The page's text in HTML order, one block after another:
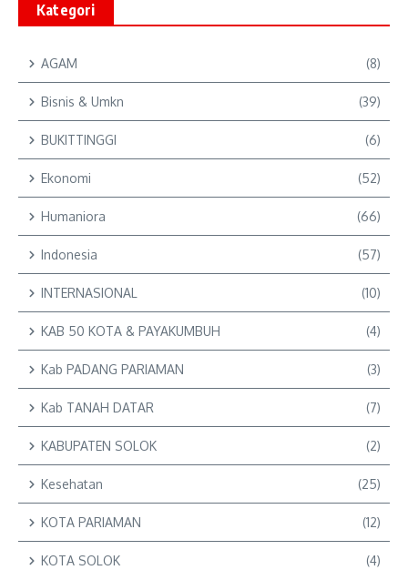
Kategori
AGAM (8)
Bisnis & Umkn (39)
BUKITTINGGI (6)
Ekonomi (52)
Humaniora (66)
Indonesia (57)
INTERNASIONAL (10)
KAB 50 KOTA & PAYAKUMBUH (4)
Kab PADANG PARIAMAN (3)
Kab TANAH DATAR (7)
KABUPATEN SOLOK (2)
Kesehatan (25)
KOTA PARIAMAN (12)
KOTA SOLOK (4)